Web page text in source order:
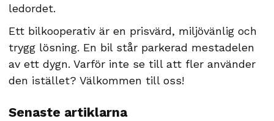
ledordet.
Ett bilkooperativ är en prisvärd, miljövänlig och
trygg lösning. En bil står parkerad mestadelen
av ett dygn. Varför inte se till att fler använder
den istället? Välkommen till oss!
Senaste artiklarna